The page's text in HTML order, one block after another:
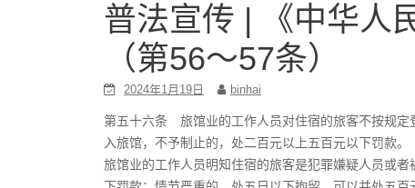
普法宣传 | 《中华人
（第56～57条）
2024年1月19日 binhai
第五十六条 旅馆业的工作人员对住宿的旅客不按规定
入旅馆，不予制止的，处二百元以上五百元以下罚款。
旅馆业的工作人员明知住宿的旅客是犯罪嫌疑人员或